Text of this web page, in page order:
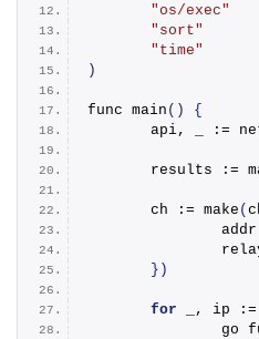
"os/exec"
"sort"
"time"
)
func main ()
{
api, _ :=
results :=
	ch :=
make (
})
for _, ip :=
		go